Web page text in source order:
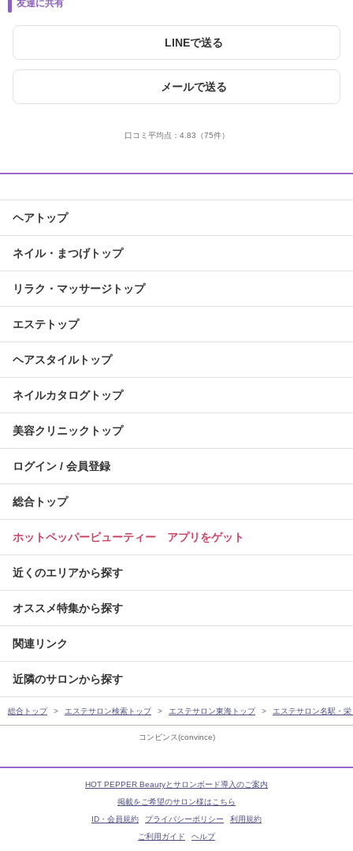
コンビンス(convince)
友達に共有
LINEで送る
メールで送る
口コミ平均点： 4.83 （75件）
ヘアトップ
ネイル・まつげトップ
リラク・マッサージトップ
エステトップ
ヘアスタイルトップ
ネイルカタログトップ
美容クリニックトップ
ログイン / 会員登録
総合トップ
ホットペッパービューティー アプリをゲット
近くのエリアから探す
オススメ特集から探す
関連リンク
近隣のサロンから探す
総合トップ エステサロン検索トップ エステサロン東海トップ エステサロン名駅・
HOT PEPPER Beautyとサロンボード導入のご案内
掲載をご希望のサロン様はこちら
ID・会員規約
プライバシーポリシー
利用規約
ご利用ガイド
ヘルプ